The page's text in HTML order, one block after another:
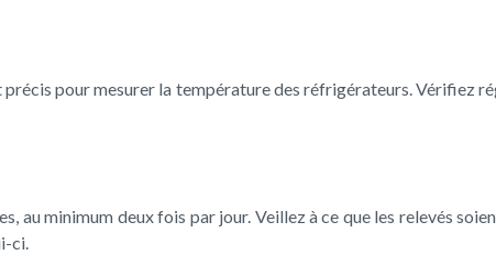
pour mesurer la température des réfrigérateurs.
au minimum deux fois par jour. Veillez à ce que les relevés
ci.